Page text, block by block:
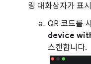
링 대화상자가 표
QR 코드를
device
스캔합니다.